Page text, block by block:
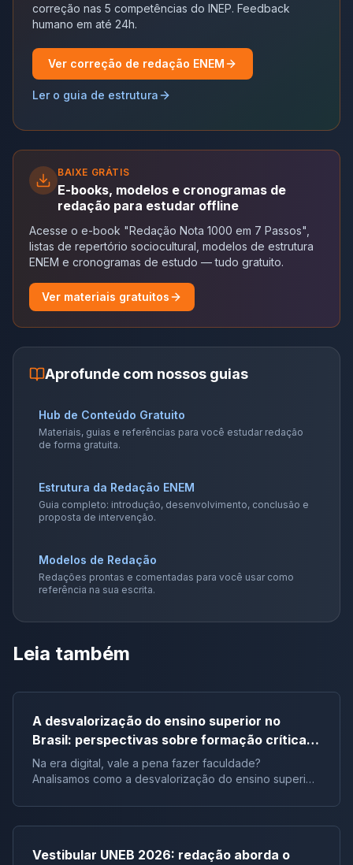
correção nas 5 competências do INEP. Feedback
humano em até 24h.
Ver correção de redação ENEM
Ler o guia de estrutura
BAIXE GRÁTIS
E-books, modelos e cronogramas de
redação para estudar offline
Acesse o e-book "Redação Nota 1000 em 7 Passos",
listas de repertório sociocultural, modelos de estrutura
ENEM e cronogramas de estudo — tudo gratuito.
Ver materiais gratuitos
Aprofunde com nossos guias
Hub de Conteúdo Gratuito
Materiais, guias e referências para você estudar redação
de forma gratuita.
Estrutura da Redação ENEM
Guia completo: introdução, desenvolvimento, conclusão e
proposta de intervenção.
Modelos de Redação
Redações prontas e comentadas para você usar como
referência na sua escrita.
Leia também
A desvalorização do ensino superior no
Brasil: perspectivas sobre formação crítica e
influência digital |Tema de redação
Na era digital, vale a pena fazer faculdade?
Analisamos como a desvalorização do ensino superior
Brasil.
Vestibular UNEB 2026: redação aborda o